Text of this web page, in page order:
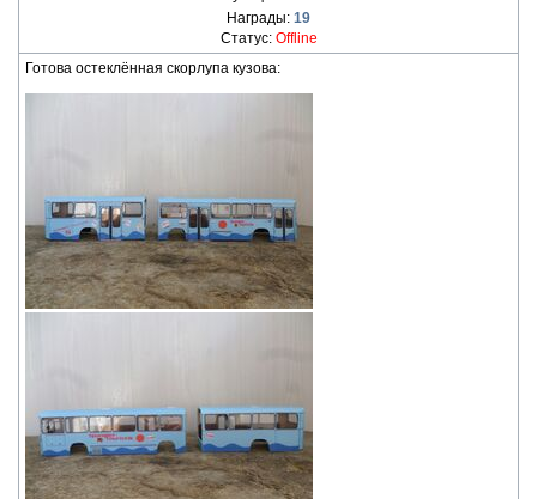
Награды: 19
Статус: Offline
Готова остеклённая скорлупа кузова: